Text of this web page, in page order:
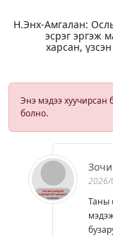
Н.Энх-Амгалан:
эсрэг эргэж
харсан,
Энэ мэдээ хуучирсан
болно.
2026/
Таны